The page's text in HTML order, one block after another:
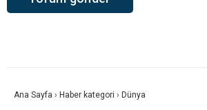
Ana Sayfa › Haber kategori › Dünya